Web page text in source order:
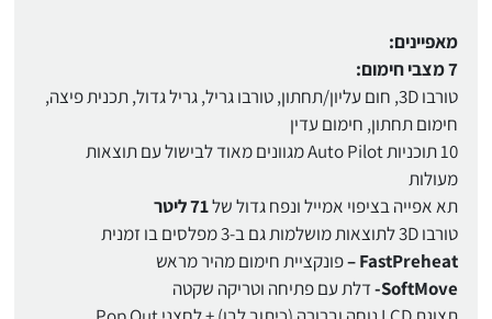
מאפיינים:
7 מצבי חימום:
טורבו 3D, חום עליון/תחתון, טורבו גריל, גריל גדול, תכנית פיצה,
חימום תחתון, חימום עדין
10 תוכניות Auto Pilot מגוונים מאוד לבישול עם תוצאות
מעולות
תא אפייה בציפוי אמייל ונפח גדול של71 ליטר
טורבו 3D לתוצאות מושלמות גם ב-3 מפלסים בו זמנית
FastPreheat –
פונקציית חימום מהיר מראש
SoftMove- דלת עם פתיחה וטריקה שקטה